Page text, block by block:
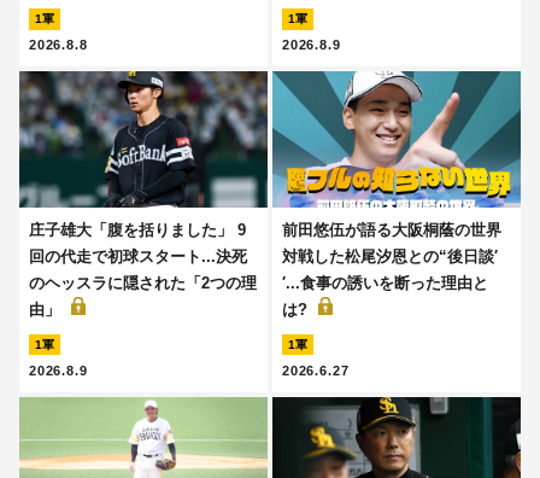
1軍
2026.8.8
1軍
2026.8.9
庄子雄大「腹を括りました」 9
回の代走で初球スタート...決死
のヘッスラに隠された「2つの理
由」
1軍
2026.8.9
前田悠伍が語る大阪桐蔭の世界
対戦した松尾汐恩との“後日談′
′...食事の誘いを断った理由と
は?
1軍
2026.6.27